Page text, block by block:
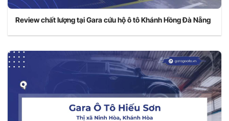
Review chất lượng tại Gara cứu hộ ô tô Khánh Hồng Đà Nẵng